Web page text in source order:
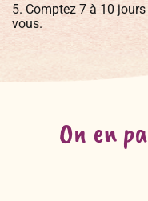
5. Comptez 7 à 10
vous.
On en